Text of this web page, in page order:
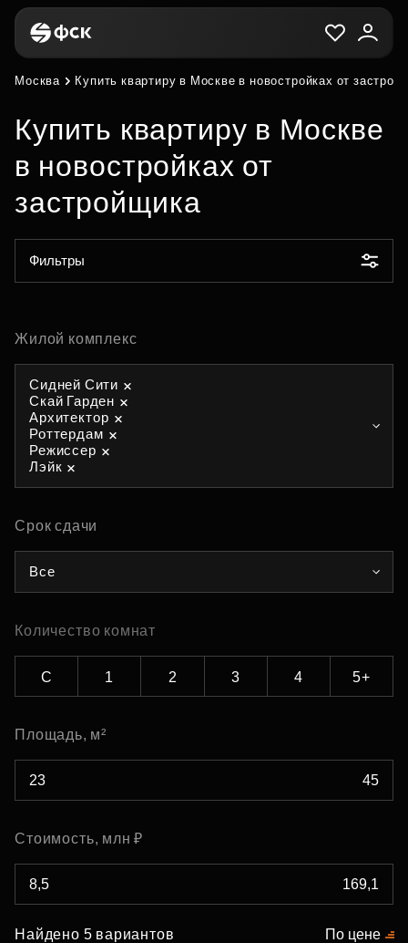
Москва Купить квартиру в Москве в новостройках от
Купить квартиру в Москве
в новостройках от
застройщика
Фильтры
Жилой комплекс
Сидней Сити
Скай Гарден
Архитектор
Роттердам
Режиссер
Лэйк
Срок сдачи
Все
Количество комнат
С 1 2 3 4 5+
Площадь, м²
Стоимость, млн ₽
Найдено 5 вариантов По цене